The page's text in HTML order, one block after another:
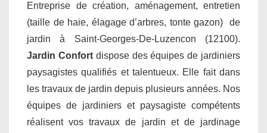
Entreprise de création, aménagement, entretien
(taille de haie, élagage d’arbres, tonte gazon) de
jardin à Saint-Georges-De-Luzencon (12100).
Jardin Confortdispose des équipes de jardiniers
paysagistes qualifiés et talentueux. Elle fait dans
les travaux de jardin depuis plusieurs années. Nos
équipes de jardiniers et paysagiste compétents
réalisent vos travaux de jardin et de jardinage